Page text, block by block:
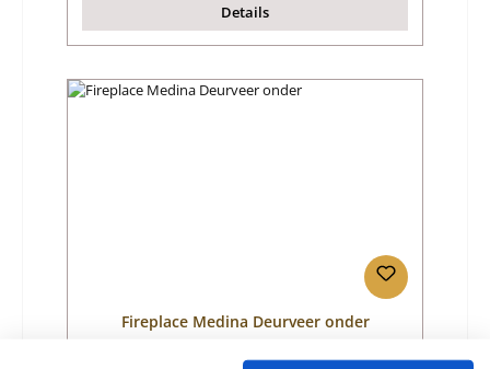
Details
Fireplace Medina Deurveer onder